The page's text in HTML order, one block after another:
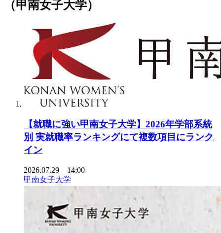
（甲南女子大学）
【就職に強い甲南女子大学】2026年学部系統
別 実就職率ランキングにて複数項目にランク
イン
2026.07.29 14:00
甲南女子大学